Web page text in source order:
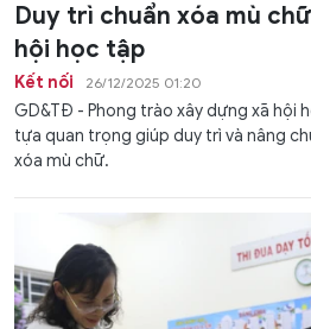
Duy trì chuẩn xóa mù
hội học tập
Kết nối 26/12/2025 01:20
GD&TĐ - Phong trào xây dựng xã hội
tựa quan trọng giúp duy trì và nâng
xóa mù chữ.